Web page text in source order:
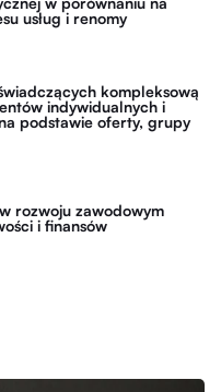
usług i renomy
kompleksową
indywidualnych i
podstawie oferty, grupy
rozwoju zawodowym
i finansów